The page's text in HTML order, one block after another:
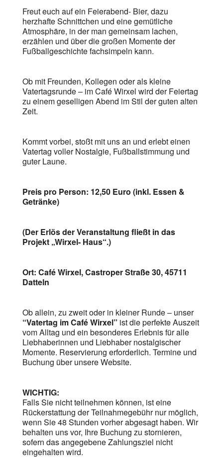
Freut euch auf ein Feierabend- Bier, dazu
herzhafte Schnittchen und eine gemütliche
Atmosphäre, in der man gemeinsam lachen,
erzählen und über die großen Momente der
Fußballgeschichte fachsimpeln kann.
Ob mit Freunden, Kollegen oder als kleine
Vatertagsrunde – im Café Wirxel wird der Feiertag
zu einem geselligen Abend im Stil der guten alten
Zeit.
Kommt vorbei, stoßt mit uns an und erlebt einen
Vatertag voller Nostalgie, Fußballstimmung und
guter Laune.
Preis pro Person: 12,50 Euro (inkl. Essen &
Getränke)
(Der Erlös der Veranstaltung fließt in das
Projekt „Wirxel- Haus“.)
Ort: Café Wirxel,Castroper Straße 30, 45711
Datteln
Ob allein, zu zweit oder in kleiner Runde – unser
“Vatertag im Café Wirxel” ist die perfekte Auszeit
vom Alltag und ein besonderes Erlebnis für alle
Liebhaberinnen und Liebhaber nostalgischer
Momente. Reservierung erforderlich. Termine und
Buchung über unsere Website.
WICHTIG:
Falls Sie nicht teilnehmen können, ist eine
Rückerstattung der Teilnahmegebühr nur möglich,
wenn Sie 48 Stunden vorher abgesagt haben. Wir
behalten uns vor, Ihre Buchung zu stornieren,
sofern das angegebene Zahlungsziel nicht
eingehalten wird.